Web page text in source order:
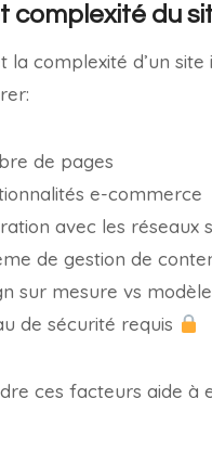
complexité du
la complexité d’un
de pages
e-commerce
avec les réseaux
de gestion de
sur mesure vs
de sécurité requis
ces facteurs aide à